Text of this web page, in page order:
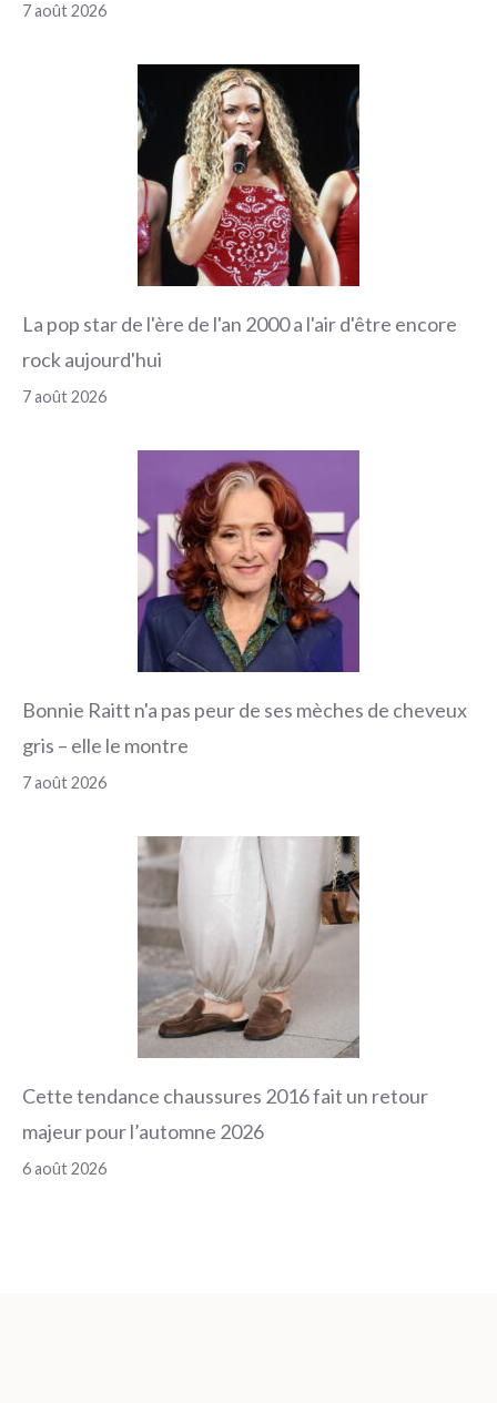
7 août 2026
La pop star de l'ère de l'an 2000 a l'air d'être encore
rock aujourd'hui
7 août 2026
Bonnie Raitt n'a pas peur de ses mèches de cheveux
gris – elle le montre
7 août 2026
Cette tendance chaussures 2016 fait un retour
majeur pour l’automne 2026
6 août 2026